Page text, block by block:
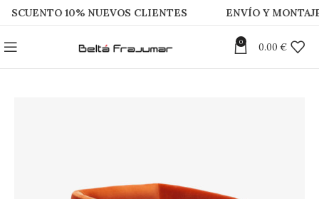
10% NUEVOS CLIENTES ENVÍO Y MONTAJE
0 0.00 €